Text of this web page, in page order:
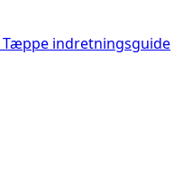
Tæppe indretningsguide